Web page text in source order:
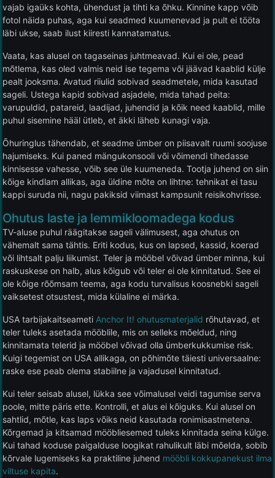
vajab igaüks kohta, ühendust ja tihti ka õhku. Kinnine kapp võib
fotol näida puhas, aga kui seadmed kuumenevad ja pult ei tööta
läbi ukse, saab ilust kiiresti kannatamatus.
Vaata, kas alusel on tagaseinas juhtmeavad. Kui ei ole, pead
mõtlema, kas oled valmis neid ise tegema või jäävad kaablid külje
pealt jooksma. Avatud riiulid sobivad seadmetele, mida kasutad
sageli. Ustega kapid sobivad asjadele, mida tahad peita:
varupuldid, patareid, laadijad, juhendid ja kõik need kaablid, mille
puhul sisemine hääl ütleb, et äkki läheb kunagi vaja.
Õhuringlus tähendab, et seadme ümber on piisavalt ruumi soojuse
hajumiseks. Kui paned mängukonsooli või võimendi tihedasse
kinnisesse vahesse, võib see üle kuumeneda. Tootja juhend on siin
kõige kindlam allikas, aga üldine mõte on lihtne: tehnikat ei tasu
kappi suruda nii, nagu pakiksid viimast kampsunit reisikohvrisse.
Ohutus laste ja lemmikloomadega kodus
TV-aluse puhul räägitakse sageli välimusest, aga ohutus on
vähemalt sama tähtis. Eriti kodus, kus on lapsed, kassid, koerad
või lihtsalt palju liikumist. Teler ja mööbel võivad ümber minna, kui
raskuskese on halb, alus kõigub või teler ei ole kinnitatud. See ei
ole kõige rõõmsam teema, aga kodu turvalisus koosnebki sageli
vaiksetest otsustest, mida külaline ei märka.
USA tarbijakaitseameti Anchor It! ohutusmaterjalid rõhutavad, et
teler tuleks asetada mööblile, mis on selleks mõeldud, ning
kinnitamata telerid ja mööbel võivad olla ümberkukkumise risk.
Kuigi tegemist on USA allikaga, on põhimõte täiesti universaalne:
raske ese peab olema stabiilne ja vajadusel kinnitatud.
Kui teler seisab alusel, lükka see võimalusel veidi tagumise serva
poole, mitte päris ette. Kontrolli, et alus ei kõiguks. Kui alusel on
sahtlid, mõtle, kas laps võiks neid kasutada ronimisastmetena.
Kõrgemad ja kitsamad mööbliesemed tuleks kinnitada seina külge.
Kui tahad koduse paigalduse loogikat rahulikult läbi mõelda, sobib
kõrvale lugemiseks ka praktiline juhend mööbli kokkupanekust ilma
viltuse kapita.